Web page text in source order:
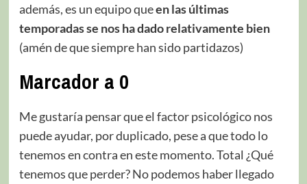
además, es un equipo queen las últimas
temporadas se nos ha dado relativamente bien
(amén de que siempre han sido partidazos)
Marcador a 0
Me gustaría pensar que el factor psicológico nos
puede ayudar, por duplicado, pese a que todo lo
tenemos en contra en este momento. Total ¿Qué
tenemos que perder? No podemos haber llegado